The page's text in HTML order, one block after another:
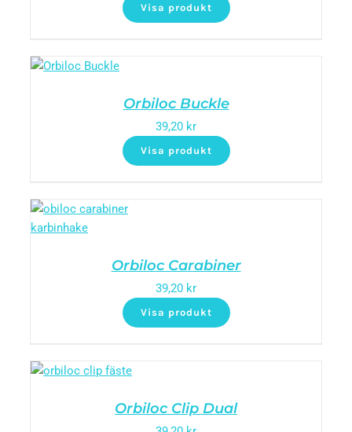
Visa produkt
Orbiloc Buckle
39,20 kr
Visa produkt
Orbiloc Carabiner
39,20 kr
Visa produkt
Orbiloc Clip Dual